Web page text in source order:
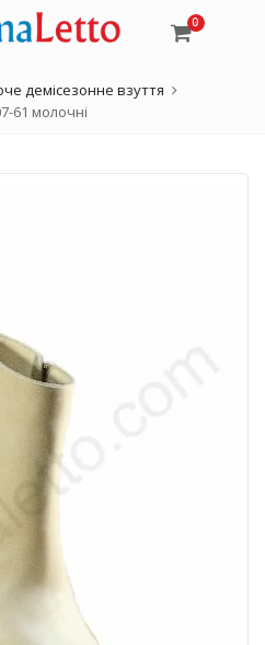
0
демісезонне взуття
61 молочні